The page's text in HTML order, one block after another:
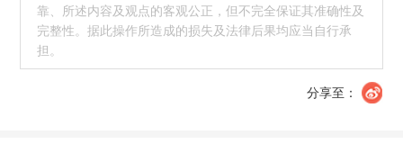
靠、所述内容及观点的客观公正，但不完全保证其准确性及
完整性。据此操作所造成的损失及法律后果均应当自行承
担。
分享至：